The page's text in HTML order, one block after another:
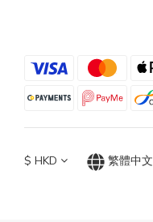
$ HKD 繁體中文